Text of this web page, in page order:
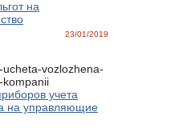
на
23/01/2019
учета
на управляющие